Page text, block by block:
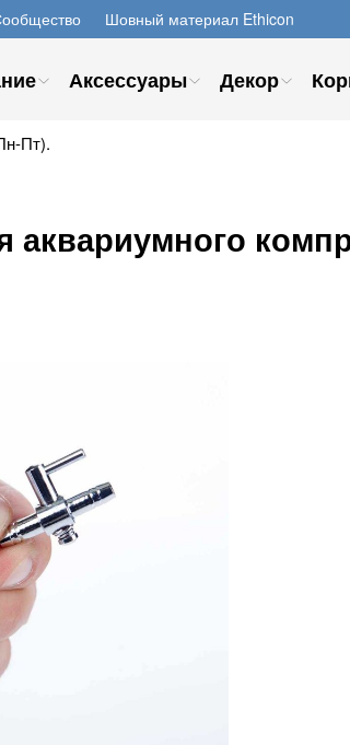
Шовный материал Ethicon
Аксессуары Декор
Пт).